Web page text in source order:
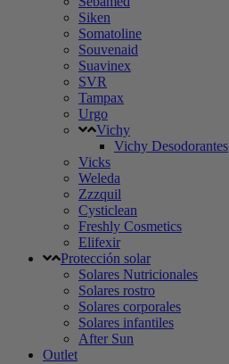
Siken
Somatoline
Souvenaid
Suavinex
SVR
Tampax
Urgo
Vichy
Vichy Desodorantes
Vicks
Weleda
Zzzquil
Cysticlean
Freshly Cosmetics
Elifexir
Protección solar
Solares Nutricionales
Solares rostro
Solares corporales
Solares infantiles
After Sun
Outlet